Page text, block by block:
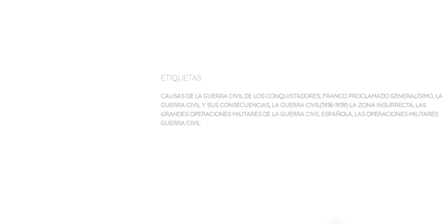
ETIQUETAS
CAUSAS DE LA GUERRA CIVIL DE LOS CONQUISTADORES, FRANCO PROCLAMADO GENERALÍSIMO, LA
GUERRA CIVIL Y SUS CONSECUENCIAS, LA GUERRA CIVIL(1936-1939) LA ZONA INSURRECTA, LAS
GRANDES OPERACIONES MILITARES DE LA GUERRA CIVIL ESPAÑOLA, LAS OPERACIONES MILITARES
GUERRA CIVIL